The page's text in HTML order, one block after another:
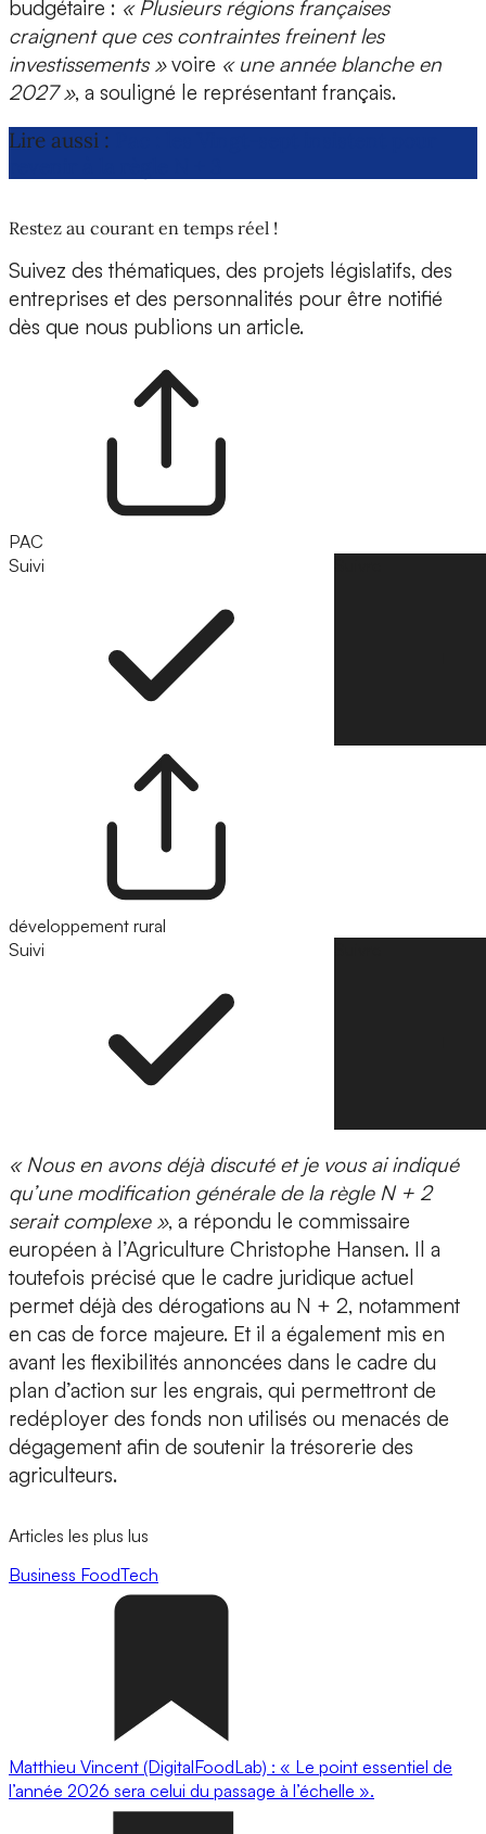
budgétaire : « Plusieurs régions françaises
craignent que ces contraintes freinent les
investissements »voire « une année blanche en
2027 », a souligné le représentant français.
Lire aussi :
Restez au courant en temps réel !
Suivez des thématiques, des projets législatifs, des
entreprises et des personnalités pour être notifié
dès que nous publions un article.
PAC
Suivi
développement rural
Suivi
« Nous en avons déjà discuté et je vous ai indiqué
qu’une modification générale de la règle N + 2
serait complexe », a répondu le commissaire
européen à l’Agriculture Christophe Hansen. Il a
toutefois précisé que le cadre juridique actuel
permet déjà des dérogations au N + 2, notamment
en cas de force majeure. Et il a également mis en
avant les flexibilités annoncées dans le cadre du
plan d’action sur les engrais, qui permettront de
redéployer des fonds non utilisés ou menacés de
dégagement afin de soutenir la trésorerie des
agriculteurs.
Articles les plus lus
Business FoodTech
Matthieu Vincent (DigitalFoodLab) : « Le point essentiel de
l’année 2026 sera celui du passage à l’échelle ».